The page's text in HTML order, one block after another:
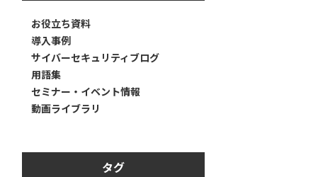
お役立ち資料
導入事例
サイバーセキュリティブログ
用語集
セミナー・イベント情報
動画ライブラリ
タグ